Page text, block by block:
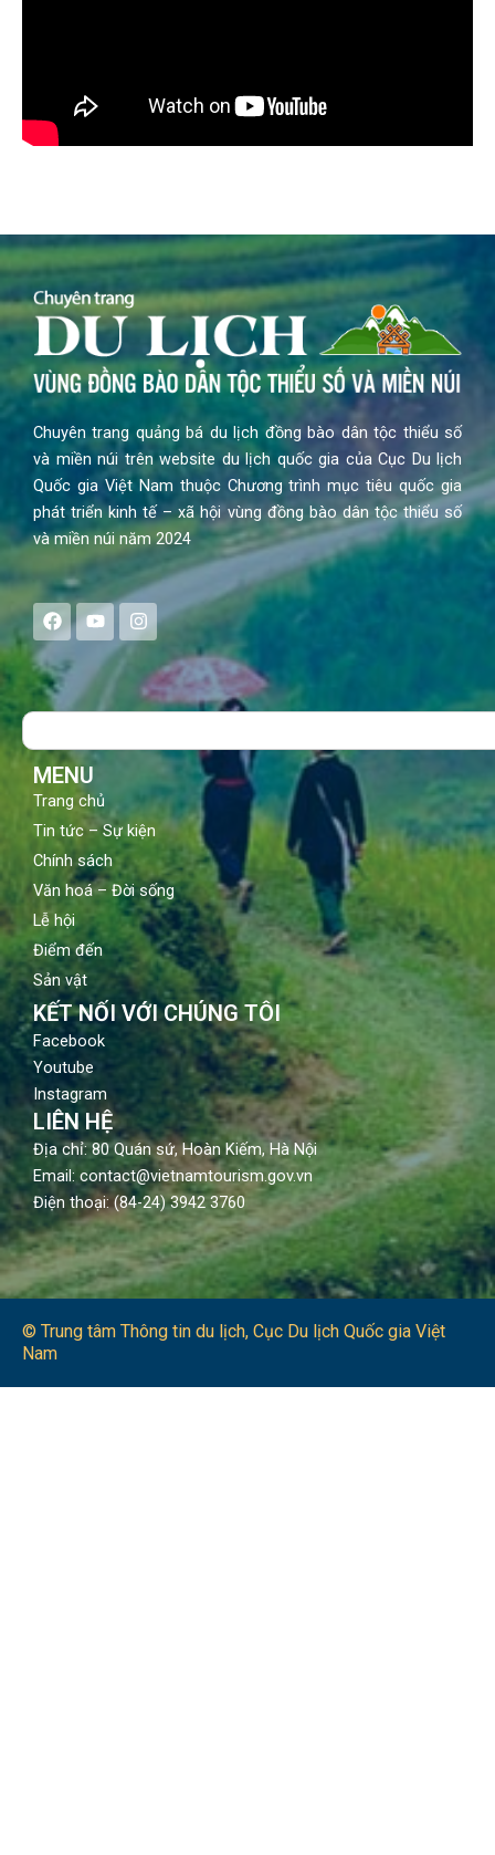
Chuyên trang quảng bá du lịch đồng bào dân tộc thiểu số
và miền núi trên website du lịch quốc gia của Cục Du lịch
Quốc gia Việt Nam thuộc Chương trình mục tiêu quốc gia
phát triển kinh tế – xã hội vùng đồng bào dân tộc thiểu số
và miền núi năm 2024
F
a
c
e
b
o
Y
o
u
t
u
b
I
n
s
a
g
Search
MENU
Trang chủ
Tin tức – Sự kiện
Chính sách
Văn hoá – Đời sống
Lễ hội
Điểm đến
Sản vật
KẾT NỐI VỚI CHÚNG TÔI
Facebook
Youtube
Instagram
LIÊN HỆ
Địa chỉ: 80 Quán sứ, Hoàn Kiếm, Hà Nội
Email: contact@vietnamtourism.gov.vn
Điện thoại: (84-24) 3942 3760
© Trung tâm Thông tin du lịch​, Cục Du lịch Quốc gia Việt
Nam